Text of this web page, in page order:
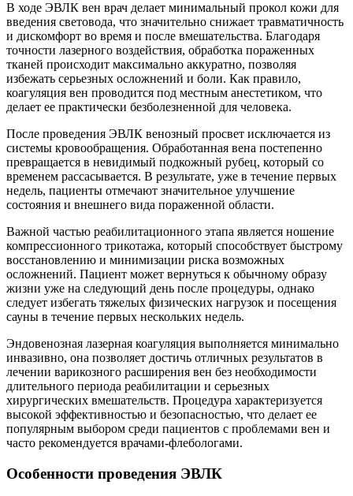
В ходе ЭВЛК вен врач делает минимальный прокол кожи для
введения световода, что значительно снижает травматичность
и дискомфорт во время и после вмешательства. Благодаря
точности лазерного воздействия, обработка пораженных
тканей происходит максимально аккуратно, позволяя
избежать серьезных осложнений и боли. Как правило,
коагуляция вен проводится под местным анестетиком, что
делает ее практически безболезненной для человека.
После проведения ЭВЛК венозный просвет исключается из
системы кровообращения. Обработанная вена постепенно
превращается в невидимый подкожный рубец, который со
временем рассасывается. В результате, уже в течение первых
недель, пациенты отмечают значительное улучшение
состояния и внешнего вида пораженной области.
Важной частью реабилитационного этапа является ношение
компрессионного трикотажа, который способствует быстрому
восстановлению и минимизации риска возможных
осложнений. Пациент может вернуться к обычному образу
жизни уже на следующий день после процедуры, однако
следует избегать тяжелых физических нагрузок и посещения
сауны в течение первых нескольких недель.
Эндовенозная лазерная коагуляция выполняется минимально
инвазивно, она позволяет достичь отличных результатов в
лечении варикозного расширения вен без необходимости
длительного периода реабилитации и серьезных
хирургических вмешательств. Процедура характеризуется
высокой эффективностью и безопасностью, что делает ее
популярным выбором среди пациентов с проблемами вен и
часто рекомендуется врачами-флебологами.
Особенности проведения ЭВЛК